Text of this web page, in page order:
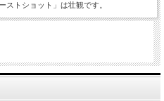
ストショット」は壮観です。